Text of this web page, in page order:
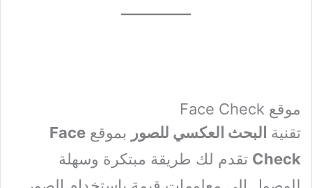
موقع Face Check
تقنية البحث العكسي للصور بموقع Face
Check تقدم لك طريقة مبتكرة وسهلة